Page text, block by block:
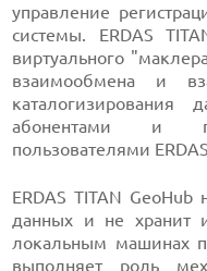
управление
системы. ERDAS
виртуального
взаимообмена и
каталогизирования
абонентами и
пользователями
ERDAS TITAN
данных и не хранит
локальным машинах
выполняет роль